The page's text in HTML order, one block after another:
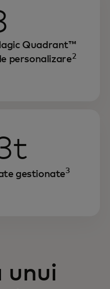
Quadrant™
personalizare2
gestionate3
unui